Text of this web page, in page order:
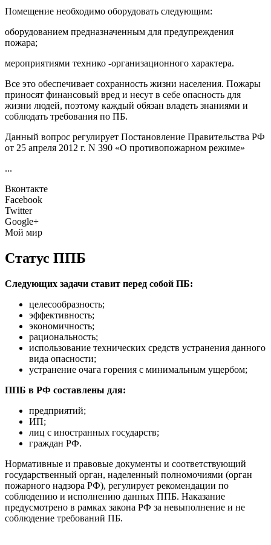
Помещение необходимо оборудовать следующим:
оборудованием предназначенным для предупреждения
пожара;
мероприятиями технико -организационного характера.
Все это обеспечивает сохранность жизни населения. Пожары
приносят финансовый вред и несут в себе опасность для
жизни людей, поэтому каждый обязан владеть знаниями и
соблюдать требования по ПБ.
Данный вопрос регулирует Постановление Правительства РФ
от 25 апреля 2012 г. N 390 «О противопожарном режиме»
...
Вконтакте
Facebook
Twitter
Google+
Мой мир
Статус ППБ
Следующих задачи ставит перед собой ПБ:
целесообразность;
эффективность;
экономичность;
рациональность;
использование технических средств устранения данного
вида опасности;
устранение очага горения с минимальным ущербом;
ППБ в РФ составлены для:
предприятий;
ИП;
лиц с иностранных государств;
граждан РФ.
Нормативные и правовые документы и соответствующий
государственный орган, наделенный полномочиями (орган
пожарного надзора РФ), регулирует рекомендации по
соблюдению и исполнению данных ППБ. Наказание
предусмотрено в рамках закона РФ за невыполнение и не
соблюдение требований ПБ.